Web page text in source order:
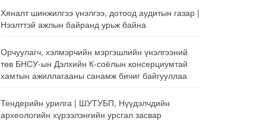
Хяналт шинжилгээ үнэлгээ, дотоод аудитын газар |
Нээлттэй ажлын байранд урьж байна
Орчуулагч, хэлмэрчийн мэргэшлийн үнэлгээний
төв БНСУ-ын Дэлхийн К-соёлын консерциумтай
хамтын ажиллагааны санамж бичиг байгууллаа
Тендерийн урилга | ШУТУБП, Нүүдэлчдийн
археологийн хүрээлэнгийн урсгал засвар